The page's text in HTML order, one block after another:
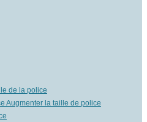
de la police
Augmenter la taille de police